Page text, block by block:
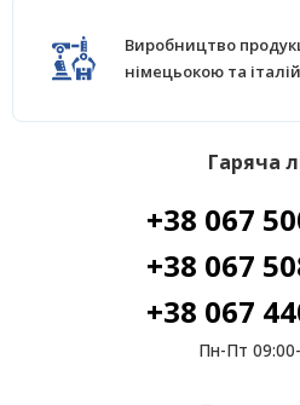
Виробництво
німецьокою та
Гаряча
+38 067
+38 067
+38 067
Пн-Пт